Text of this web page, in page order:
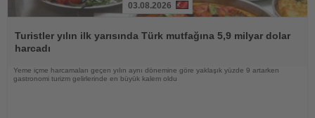
Oku
03.08.2026
Turistler yılın ilk yarısında Türk mutfağına 5,9 milyar dolar
harcadı
Yeme içme harcamaları geçen yılın aynı dönemine göre yaklaşık yüzde 9 artarken
gastronomi turizm gelirlerinde en büyük kalem oldu